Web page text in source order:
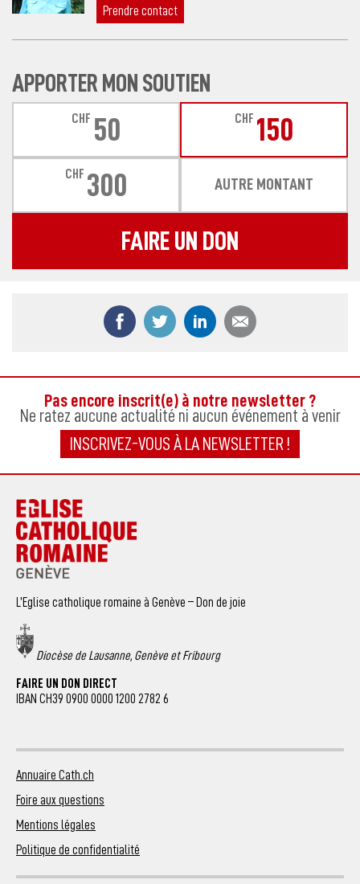
Prendre contact
APPORTER MON SOUTIEN
CHF 50 CHF 150
CHF 300 AUTRE MONTANT
FAIRE UN DON
Partager ce contenu sur Facebook
Partager ce contenu sur Twitter
Partager ce contenu
Pas encore inscrit(e) à notre newsletter ?
Ne ratez aucune actualité ni aucun événement à venir
INSCRIVEZ-VOUS À LA NEWSLETTER !
L’Eglise catholique romaine à Genève – Don de joie
Diocèse de Lausanne, Genève et Fribourg
FAIRE UN DON DIRECT
IBAN CH39 0900 0000 1200 2782 6
Annuaire Cath.ch
Foire aux questions
Mentions légales
Politique de confidentialité